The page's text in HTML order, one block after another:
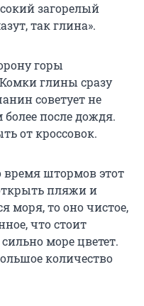
загорелый
так глина».
горы
глины сразу
советует не
более после дождя.
от кроссовок.
время штормов этот
пляжи и
моря, то оно чистое,
что стоит
море цветет.
количество